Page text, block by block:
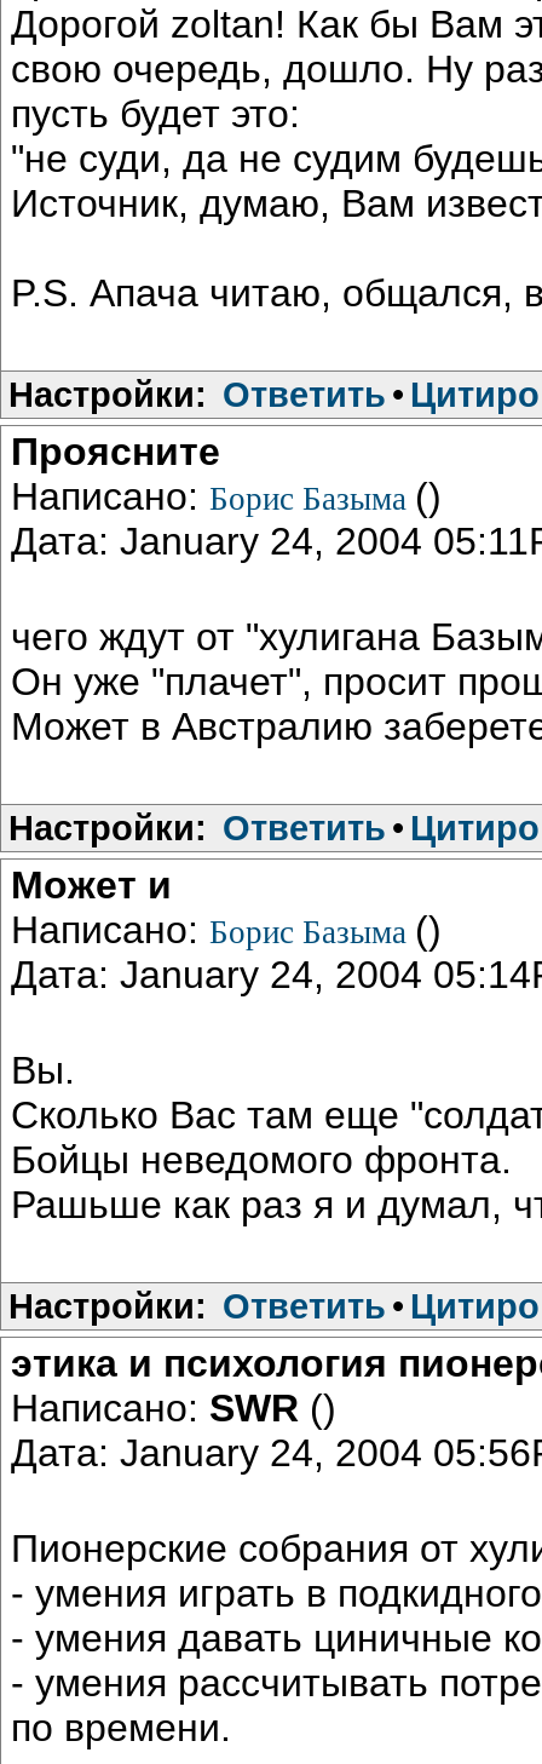
Дорогой zoltan! Как бы Вам
свою очередь, дошло. Ну
пусть будет это:
"не суди, да не судим
Источник, думаю, Вам
P.S. Апача читаю, общался,
Настройки: Ответить •
Проясните
Написано: Борис Базыма ()
Дата: January 24, 2004
чего ждут от "хулигана
Он уже "плачет", просит
Может в Австралию
Настройки: Ответить •
Может и
Написано: Борис Базыма ()
Дата: January 24, 2004
Вы.
Сколько Вас там еще
Бойцы неведомого фронта.
Рашьше как раз я и думал,
Настройки: Ответить •
этика и психология
Написано: SWR ()
Дата: January 24, 2004
Пионерские собрания от
- умения играть в
- умения давать циничные
- умения рассчитывать
по времени.